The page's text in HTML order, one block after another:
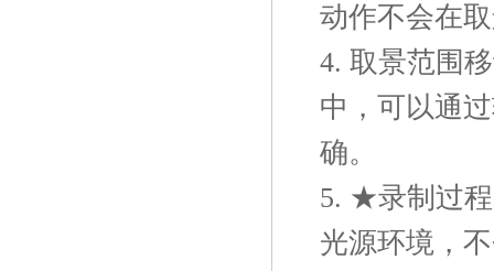
动作不会在
4. 取景范围
中，可以通
确。
5. ★录制过
光源环境，